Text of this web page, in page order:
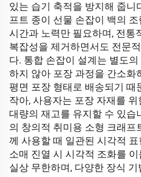
있는 습기 축적을 방지해 줍니
프트 종이 선물 손잡이 백의
시간과 노력만 필요하며, 전통
복잡성을 제거하면서도 전문
다. 통합 손잡이 설계는 별도
하지 않아 포장 과정을 간소화
평면 포장 형태로 배송되기 때
작아, 사용자는 포장 자재를
대량의 재고를 유지할 수 있습
의 창의적 취미용 소형 크래프
께 사용할 때 일관된 시각적
소매 진열 시 시각적 조화를
실상 무한하며, 다양한 장식